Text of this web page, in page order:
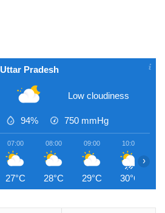
Uttar Pradesh
Low cloudiness
94% 750 mmHg
07:00
27°C
08:00
28°C
09:00
29°C
10:00
30°C
›